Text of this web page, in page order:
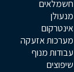
חשמלאים
מנעולן
אינטרקום
מערכות אזעקה
עבודות מנוף
שיפוצים